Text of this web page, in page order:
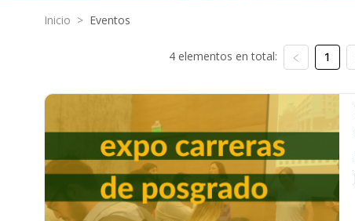
Inicio > Eventos
4 elementos en total: 1